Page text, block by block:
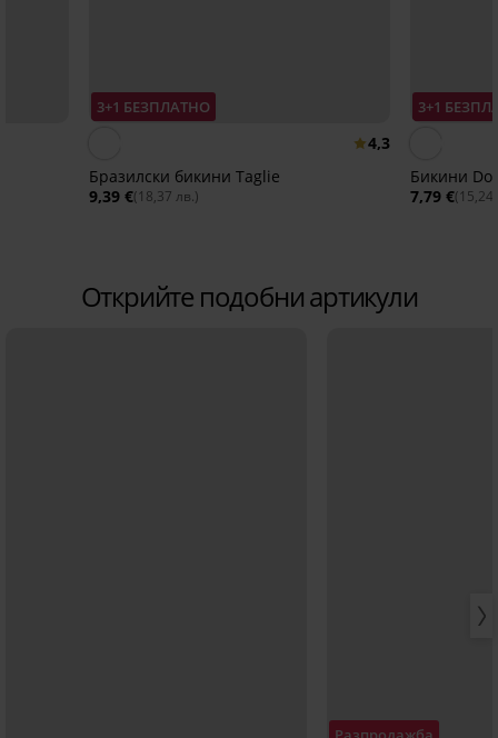
3+1 БЕЗПЛАТНО
4,3
Бразилски бикини Taglie
9,39 €(18,37 лв.)
3+1
Бикини
7,79 €(15,24
Открийте подобни артикули